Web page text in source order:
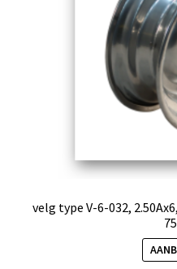
velg type V-6-032,